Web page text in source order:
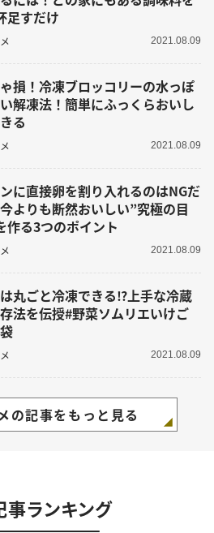
足すだけ
2021.08.09
損！冷凍ブロッコリーの水っぽ
解凍法！簡単にふっくらおいし
る
2021.08.09
に直接卵を割り入れるのはNGだ
よりも断然おいしい”究極の目
作る3つのポイント
2021.08.09
丸ごと冷凍できる⁉︎上手な冷蔵
法を伝授#野菜ソムリエいけご
2021.08.09
の記事をもっと見る
事ランキング